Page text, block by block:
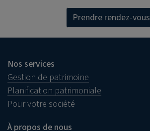
Prendre rendez-vous
Nos services
Gestion de patrimoine
Planification patrimoniale
Pour votre société
À propos de nous